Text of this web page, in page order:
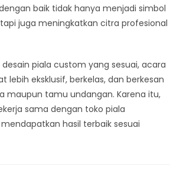
baik tidak hanya menjadi simbol
juga meningkatkan citra profesional
piala custom yang sesuai, acara
lebih eksklusif, berkelas, dan berkesan
maupun tamu undangan. Karena itu,
sama dengan toko piala
hasil terbaik sesuai